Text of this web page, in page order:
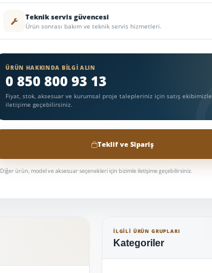
Teknik servis güvencesi
Ürün sonrası bakım ve teknik servis hizmetleri.
ÜRÜN HAKKINDA BILGI ALIN
0 850 800 93 13
Fiyat, stok, aksesuar ve kurumsal proje talepleriniz için satış ekibimizle
iletişime geçebilirsiniz.
Teklif ve Sipariş
Diğer ürün, model ve aksesuar seçenekleri için bizimle iletişime geçebilirsiniz.
İLGILI ÜRÜN GRUPLARI
Kategoriler